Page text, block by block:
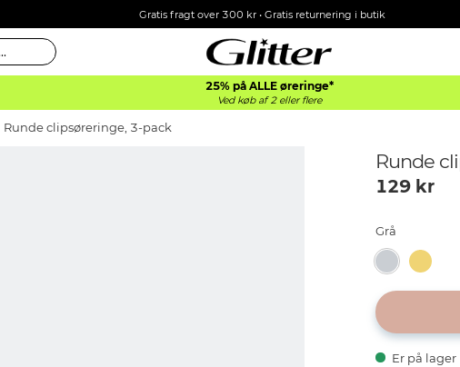
Gratis fragt over 300 kr • Gratis returnering i butik
25% på ALLE øreringe*
Ved køb af 2 eller flere
Runde clipsøreringe, 3-pack
Runde
129kr
Grå
Er på lager